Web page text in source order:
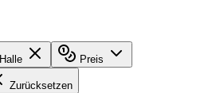
Halle Preis
Zurücksetzen